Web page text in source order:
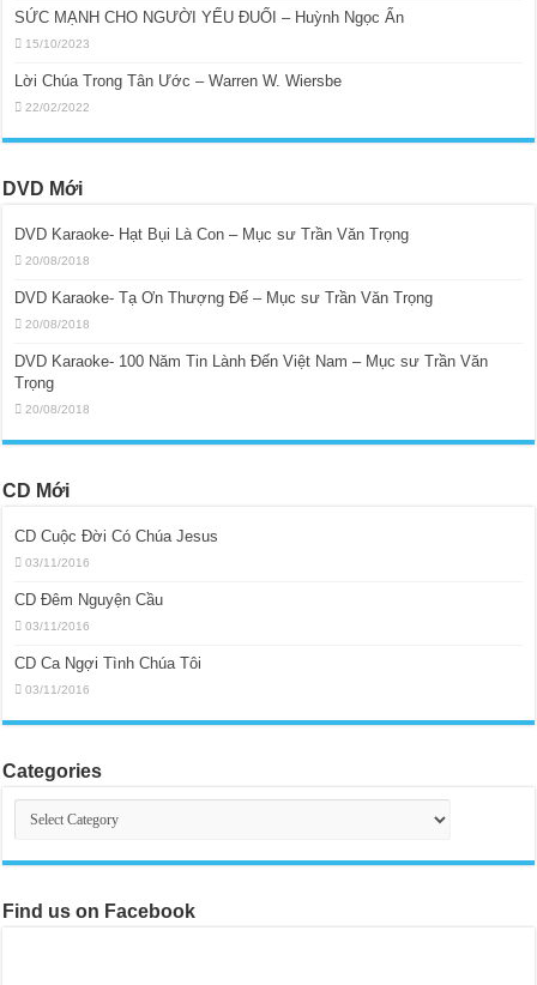
SỨC MẠNH CHO NGƯỜI YẾU ĐUỐI – Huỳnh Ngọc Ẩn
15/10/2023
Lời Chúa Trong Tân Ước – Warren W. Wiersbe
22/02/2022
DVD Mới
DVD Karaoke- Hạt Bụi Là Con – Mục sư Trần Văn Trọng
20/08/2018
DVD Karaoke- Tạ Ơn Thượng Đế – Mục sư Trần Văn Trọng
20/08/2018
DVD Karaoke- 100 Năm Tin Lành Đến Việt Nam – Mục sư Trần Văn
Trọng
20/08/2018
CD Mới
CD Cuộc Đời Có Chúa Jesus
03/11/2016
CD Đêm Nguyện Cầu
03/11/2016
CD Ca Ngợi Tình Chúa Tôi
03/11/2016
Categories
Categories
Find us on Facebook